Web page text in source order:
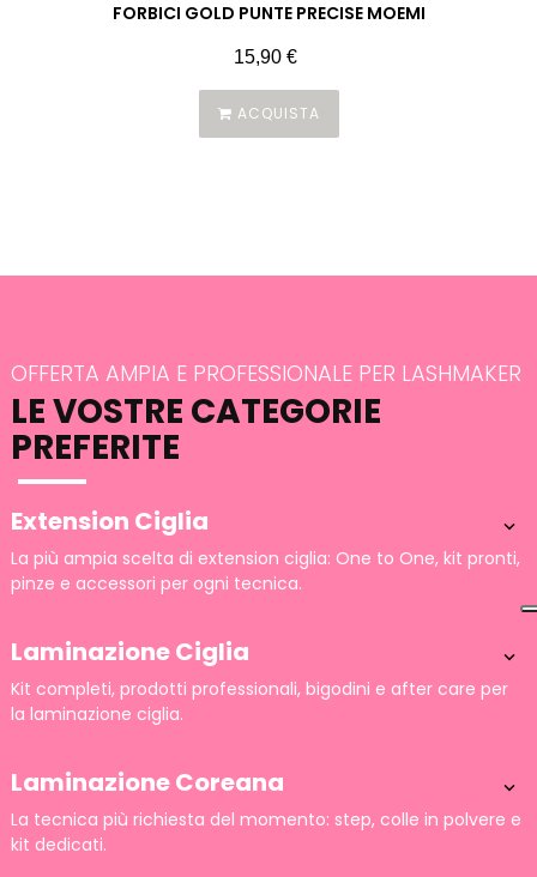
FORBICI GOLD PUNTE PRECISE MOEMI
Prezzo
15,90 €
ACQUISTA
OFFERTA AMPIA E PROFESSIONALE PER LASHMAKER
LE VOSTRE CATEGORIE
PREFERITE
Extension Ciglia 
La più ampia scelta di extension ciglia: One to One, kit pronti,
pinze e accessori per ogni tecnica.
Laminazione Ciglia 
Kit completi, prodotti professionali, bigodini e after care per
la laminazione ciglia.
Laminazione Coreana 
La tecnica più richiesta del momento: step, colle in polvere e
kit dedicati.